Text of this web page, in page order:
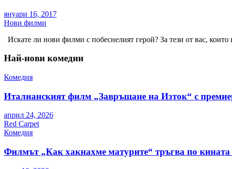
януари 16, 2017
Нови филми
Искате ли нови филми с побеснелият герой? За тези от вас,
Най-нови комедии
Комедия
Италианският филм „Завръщане на Изток“ с
април 24, 2026
Red Carpet
Комедия
Филмът „Как хакнахме матурите“ тръгва по